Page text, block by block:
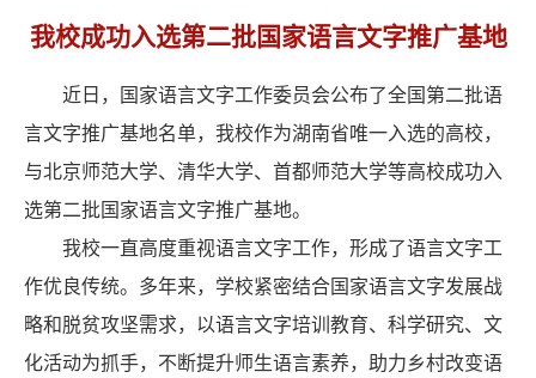
我校成功入选第二批国家语言文字推广基地
近日，国家语言文字工作委员会公布了全国第二批语
言文字推广基地名单，我校作为湖南省唯一入选的高校，
与北京师范大学、清华大学、首都师范大学等高校成功入
选第二批国家语言文字推广基地。
我校一直高度重视语言文字工作，形成了语言文字工
作优良传统。多年来，学校紧密结合国家语言文字发展战
略和脱贫攻坚需求，以语言文字培训教育、科学研究、文
化活动为抓手，不断提升师生语言素养，助力乡村改变语